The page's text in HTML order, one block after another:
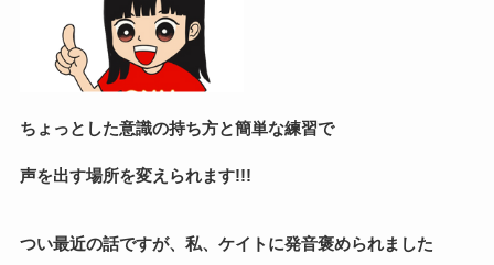
ちょっとした意識の持ち方と簡単な練習で
声を出す場所を変えられます!!!
つい最近の話ですが、私、ケイトに発音褒められました